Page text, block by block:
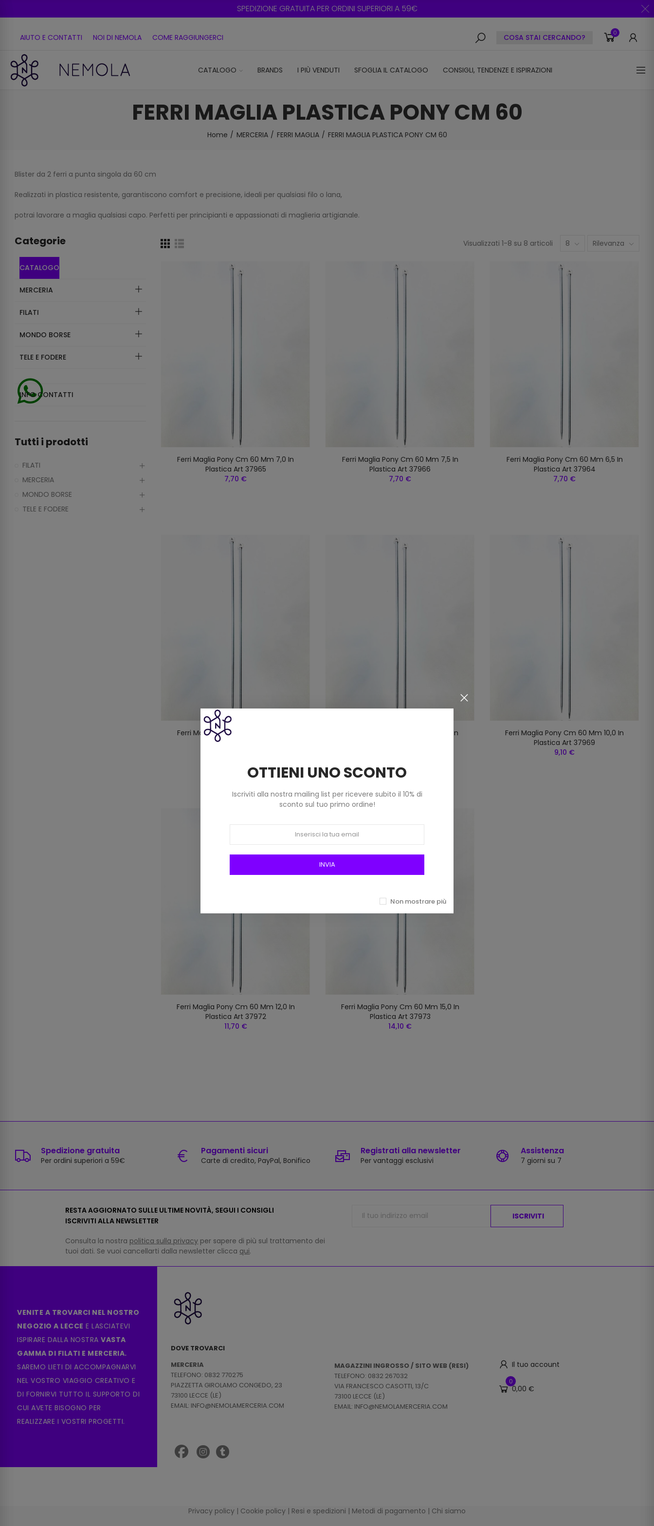
SPEDIZIONE GRATUITA PER ORDINI SUPERIORI A 59€
AIUTO E CONTATTI NOI DI NEMOLA COME RAGGIUNGERCI COSA STAI CERCANDO? 0
CATALOGO BRANDS I PIÙ VENDUTI SFOGLIA IL CATALOGO CONSIGLI, TENDENZE E ISPIRAZIONI
FERRI MAGLIA PLASTICA PONY CM 60
Home MERCERIA FERRI MAGLIA FERRI MAGLIA PLASTICA PONY CM 60
Blister da 2 ferri a punta singola da 60 cm
Realizzati in plastica resistente, garantiscono comfort e precisione, ideali per qualsiasi filo o lana,
potrai lavorare a maglia qualsiasi capo. Perfetti per principianti e appassionati di maglieria artigianale.
Visualizzati 1-8 su 8 articoli 8 Rilevanza
Ferri Maglia Pony Cm 60 Mm 7,0 In
Plastica Art 37965
7,70 €
Ferri Maglia Pony Cm 60 Mm 7,5 In
Plastica Art 37966
7,70 €
Ferri Maglia Pony Cm 60 Mm 6,5 In
Plastica Art 37964
7,70 €
Ferri Maglia Pony Cm 60 Mm 8,0 In
Plastica Art 37967
Ferri Maglia Pony Cm 60 Mm 9,0 In
Ferri Maglia Pony Cm 60 Mm 10,0 In
Plastica Art 37969
9,10 €
Ferri Maglia Pony Cm 60 Mm 12,0 In
Plastica Art 37972
11,70 €
Ferri Maglia Pony Cm 60 Mm 15,0 In
Plastica Art 37973
14,10 €
Categorie
CATALOGO
MERCERIA
FILATI
MONDO BORSE
TELE E FODERE
INFO CONTATTI
Tutti i prodotti
FILATI
MERCERIA
MONDO BORSE
TELE E FODERE
Spedizione gratuita
Per ordini superiori a 59€
Pagamenti sicuri
Carte di credito, PayPal, Bonifico
Registrati alla newsletter
Per vantaggi esclusivi
Assistenza
7 giorni su 7
RESTA AGGIORNATO SULLE ULTIME NOVITÀ, SEGUI I CONSIGLI
ISCRIVITI ALLA NEWSLETTER
Consulta la nostra politica sulla privacy per sapere di più sul trattamento dei
tuoi dati. Se vuoi cancellarti dalla newsletter clicca qui.
ISCRIVITI
VENITE A TROVARCI NEL NOSTRO
NEGOZIO A LECCE E LASCIATEVI
ISPIRARE DALLA NOSTRA VASTA
GAMMA DI FILATI E MERCERIA.
SAREMO LIETI DI ACCOMPAGNARVI
NEL VOSTRO VIAGGIO CREATIVO E
DI FORNIRVI TUTTO IL SUPPORTO DI
CUI AVETE BISOGNO PER
REALIZZARE I VOSTRI PROGETTI.
DOVE TROVARCI
MERCERIA
TELEFONO: 0832 770275
PIAZZETTA GIROLAMO CONGEDO, 23
73100 LECCE (LE)
EMAIL: INFO@NEMOLAMERCERIA.COM
MAGAZZINI INGROSSO / SITO WEB (RESI)
TELEFONO: 0832 267032
VIA FRANCESCO CASOTTI, 13/C
73100 LECCE (LE)
EMAIL: INFO@NEMOLAMERCERIA.COM
Il tuo account
0
0,00 €
Privacy policy | Cookie policy | Resi e spedizioni | Metodi di pagamento | Chi siamo
OTTIENI UNO SCONTO
Iscriviti alla nostra mailing list per ricevere subito il 10% di
sconto sul tuo primo ordine!
INVIA
Non mostrare più